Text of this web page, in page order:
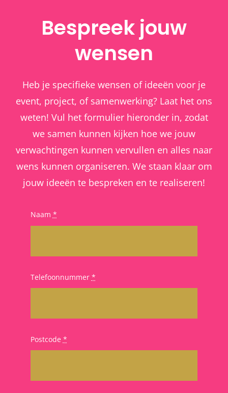
Bespreek jouw
wensen
Heb je specifieke wensen of ideeën voor je
event, project, of samenwerking? Laat het ons
weten! Vul het formulier hieronder in, zodat
we samen kunnen kijken hoe we jouw
verwachtingen kunnen vervullen en alles naar
wens kunnen organiseren. We staan klaar om
jouw ideeën te bespreken en te realiseren!
Naam *
Telefoonnummer *
Postcode *